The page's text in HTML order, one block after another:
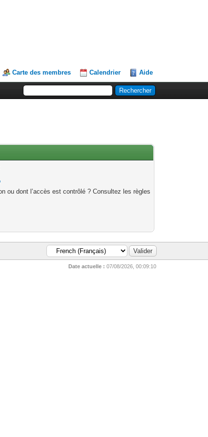
Carte des membres Calendrier Aide
ou dont l’accès est contrôlé ? Consultez les règles
Date actuelle : 07/08/2026, 00:09:10